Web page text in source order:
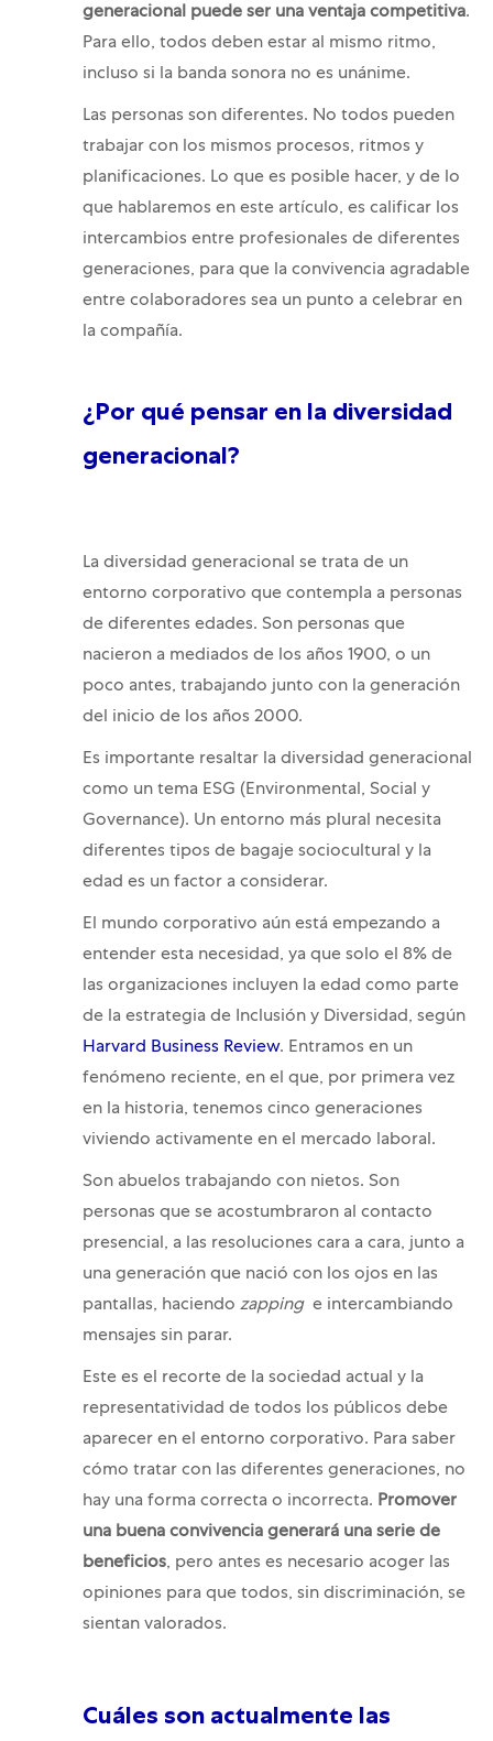
generacional puede ser una ventaja competitiva.
Para ello, todos deben estar al mismo ritmo,
incluso si la banda sonora no es unánime.
Las personas son diferentes. No todos pueden
trabajar con los mismos procesos, ritmos y
planificaciones. Lo que es posible hacer, y de lo
que hablaremos en este artículo, es calificar los
intercambios entre profesionales de diferentes
generaciones, para que la convivencia agradable
entre colaboradores sea un punto a celebrar en
la compañía.
¿Por qué pensar en la diversidad
generacional?
La diversidad generacional se trata de un
entorno corporativo que contempla a personas
de diferentes edades. Son personas que
nacieron a mediados de los años 1900, o un
poco antes, trabajando junto con la generación
del inicio de los años 2000.
Es importante resaltar la diversidad generacional
como un tema ESG (Environmental, Social y
Governance). Un entorno más plural necesita
diferentes tipos de bagaje sociocultural y la
edad es un factor a considerar.
El mundo corporativo aún está empezando a
entender esta necesidad, ya que solo el 8% de
las organizaciones incluyen la edad como parte
de la estrategia de Inclusión y Diversidad, según
Harvard Business Review. Entramos en un
fenómeno reciente, en el que, por primera vez
en la historia, tenemos cinco generaciones
viviendo activamente en el mercado laboral.
Son abuelos trabajando con nietos. Son
personas que se acostumbraron al contacto
presencial, a las resoluciones cara a cara, junto a
una generación que nació con los ojos en las
pantallas, haciendo zappinge intercambiando
mensajes sin parar.
Este es el recorte de la sociedad actual y la
representatividad de todos los públicos debe
aparecer en el entorno corporativo. Para saber
cómo tratar con las diferentes generaciones, no
hay una forma correcta o incorrecta. Promover
una buena convivencia generará una serie de
beneficios, pero antes es necesario acoger las
opiniones para que todos, sin discriminación, se
sientan valorados.
Cuáles son actualmente las